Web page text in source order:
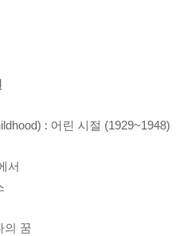
: 어린 시절 (1929~1948)
서
의 꿈